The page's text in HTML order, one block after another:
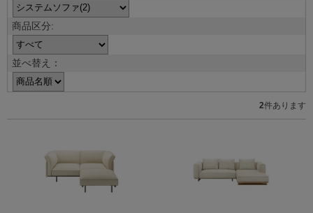
並べ替え：
2件あります